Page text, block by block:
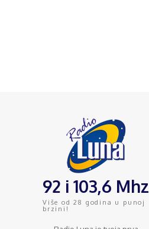
92 i 103,6 Mhz
Više od 28 godina u punoj
brzini!